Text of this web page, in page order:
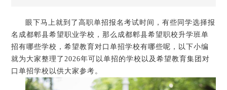
眼下马上就到了高职单招报名考试时间，有些同学选择报
名成都郫县希望职业学校，那么成都郫县希望职校升学班单
招有哪些学校，希望教育对口单招学校有哪些呢，以下小编
就为大家整理了2026年可以单招的学校以及希望教育集团对
口单招学校以供大家参考。